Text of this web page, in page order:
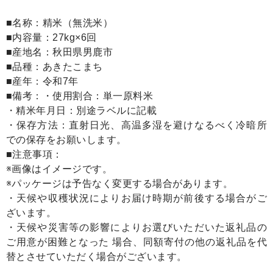
■名称：精米（無洗米）
■内容量：27kg×6回
■産地名：秋田県男鹿市
■品種：あきたこまち
■産年：令和7年
■備考：・使用割合：単一原料米
・精米年月日：別途ラベルに記載
・保存方法：直射日光、高温多湿を避けなるべく冷暗所
での保存をお願いします。
■注意事項：
※画像はイメージです。
※パッケージは予告なく変更する場合があります。
・天候や収穫状況によりお届け時期が前後する場合がご
ざいます。
・天候や災害等の影響によりお選びいただいた返礼品の
ご用意が困難となった 場合、同額寄付の他の返礼品を代
替とさせていただく場合がございます。